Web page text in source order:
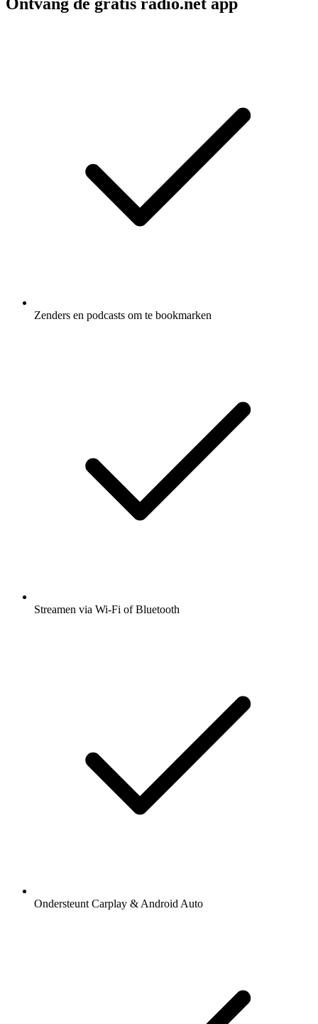
Zenders en podcasts om te bookmarken
Streamen via Wi-Fi of Bluetooth
Ondersteunt Carplay & Android Auto